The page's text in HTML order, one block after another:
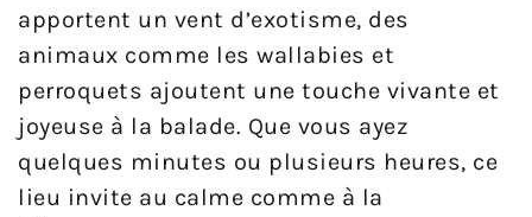
apportent un vent d’exotisme, des
animaux comme les wallabies et
perroquets ajoutent une touche vivante et
joyeuse à la balade. Que vous ayez
quelques minutes ou plusieurs heures, ce
lieu invite au calme comme à la